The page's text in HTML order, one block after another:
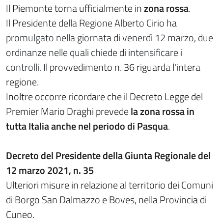
Il Piemonte torna ufficialmente inzona rossa.
Il Presidente della Regione Alberto Cirio ha
promulgato nella giornata di venerdì 12 marzo, due
ordinanze nelle quali chiede di intensificare i
controlli. Il provvedimento n. 36 riguarda l'intera
regione.
Inoltre occorre ricordare che il Decreto Legge del
Premier Mario Draghi prevedela zona rossa in
tutta Italia anche nel periodo di Pasqua.
Decreto del Presidente della Giunta Regionale del
12 marzo 2021, n. 35
Ulteriori misure in relazione al territorio dei Comuni
di Borgo San Dalmazzo e Boves, nella Provincia di
Cuneo.